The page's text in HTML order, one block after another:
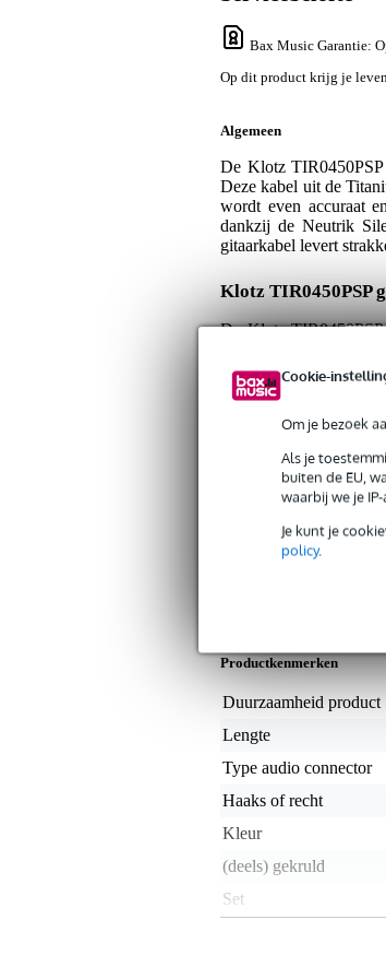
Cookie-
Om je bezoek
Als je
buiten de EU,
waarbij we je
Je kunt je
policy.
Bax Music Garantie:
Op dit product krijg je
Algemeen
De Klotz
Deze kabel uit de
wordt even accuraat
dankzij de Neutrik
gitaarkabel levert
Klotz TIR0450PSP
De Klotz
in de plug schakelt
lang plezier van dit
Praktisch en
De soepele mantel
bedacht te zijn op
Neutrik. Met deze
De Klotz
Productkenmerken
Duurzaamheid product
Lengte
Type audio connector
Haaks of recht
Kleur
(deels) gekruld
Set